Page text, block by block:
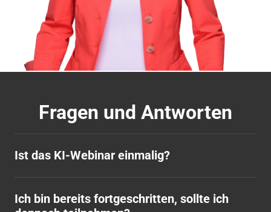
Fragen und Antworten
Ist das KI-Webinar einmalig?
Nein, suche dir einfach einen für dich passenden
Termin aus.
Ich bin bereits fortgeschritten, sollte ich